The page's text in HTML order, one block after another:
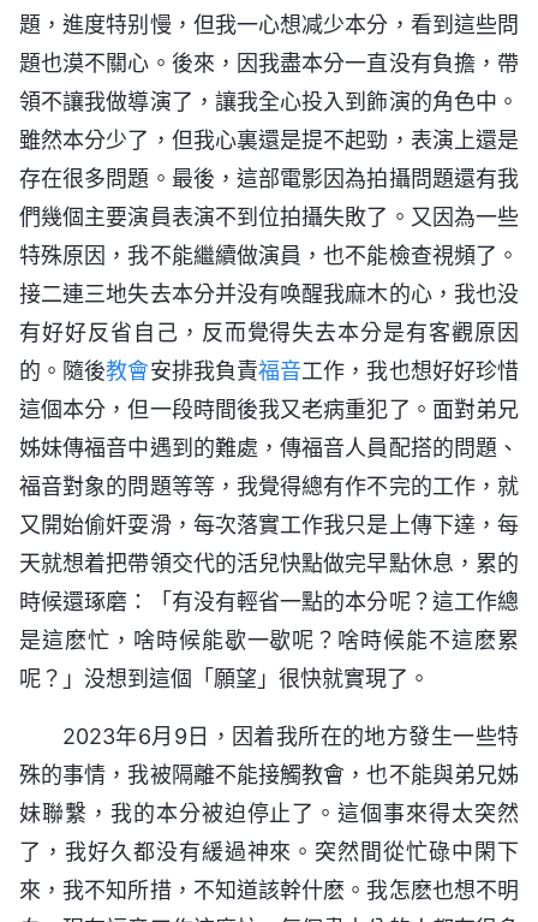
題，進度特别慢，但我一心想减少本分，看到這些問
題也漠不關心。後來，因我盡本分一直没有負擔，帶
領不讓我做導演了，讓我全心投入到飾演的角色中。
雖然本分少了，但我心裏還是提不起勁，表演上還是
存在很多問題。最後，這部電影因為拍攝問題還有我
們幾個主要演員表演不到位拍攝失敗了。又因為一些
特殊原因，我不能繼續做演員，也不能檢查視頻了。
接二連三地失去本分并没有唤醒我麻木的心，我也没
有好好反省自己，反而覺得失去本分是有客觀原因
的。隨後教會安排我負責福音工作，我也想好好珍惜
這個本分，但一段時間後我又老病重犯了。面對弟兄
姊妹傳福音中遇到的難處，傳福音人員配搭的問題、
福音對象的問題等等，我覺得總有作不完的工作，就
又開始偷奸耍滑，每次落實工作我只是上傳下達，每
天就想着把帶領交代的活兒快點做完早點休息，累的
時候還琢磨：「有没有輕省一點的本分呢？這工作總
是這麽忙，啥時候能歇一歇呢？啥時候能不這麽累
呢？」没想到這個「願望」很快就實現了。
2023年6月9日，因着我所在的地方發生一些特
殊的事情，我被隔離不能接觸教會，也不能與弟兄姊
妹聯繫，我的本分被迫停止了。這個事來得太突然
了，我好久都没有緩過神來。突然間從忙碌中閑下
來，我不知所措，不知道該幹什麽。我怎麽也想不明